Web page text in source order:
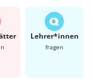
Lehrer*​innen
fragen